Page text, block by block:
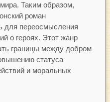
Таким образом,
роман
для переосмысления
о героях. Этот жанр
границы между добром
статуса
и моральных